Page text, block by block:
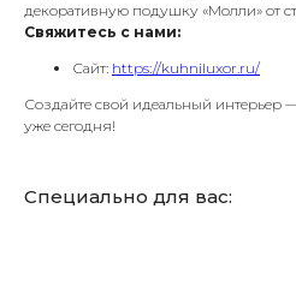
декоративную подушку «Молли» от
Свяжитесь с нами:
Сайт: https://kuhniluxor.ru/
Создайте свой идеальный
уже сегодня!
Специально для вас: